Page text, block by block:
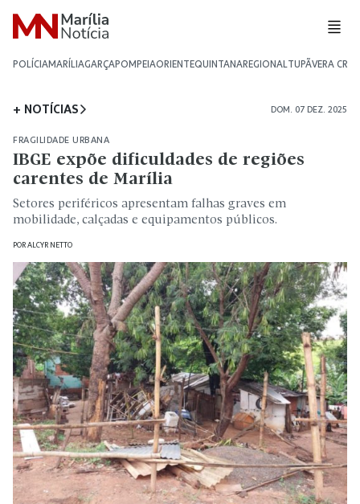
POLÍCIAMARÍLIAGARÇAPOMPEIAORIENTEQUINTANAREGIONALTUPÃVERA CRUZ
+ NOTÍCIAS DOM. 07 DEZ. 2025
FRAGILIDADE URBANA
IBGE expõe dificuldades de regiões
carentes de Marília
Setores periféricos apresentam falhas graves em
mobilidade, calçadas e equipamentos públicos.
PORALCYR NETTO